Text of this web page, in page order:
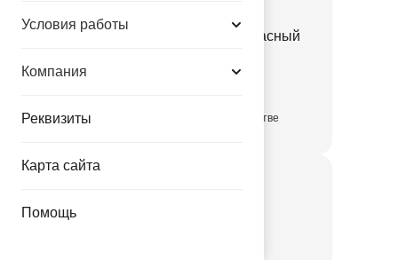
Условия работы
Компания
Реквизиты
Карта сайта
Помощь
Конверт д/денег Бант красный
в достаточном количестве